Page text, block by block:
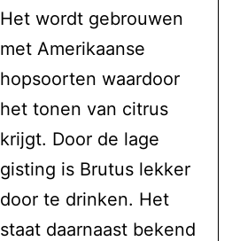
Het wordt gebrouwen
met Amerikaanse
hopsoorten waardoor
het tonen van citrus
krijgt. Door de lage
gisting is Brutus lekker
door te drinken. Het
staat daarnaast bekend